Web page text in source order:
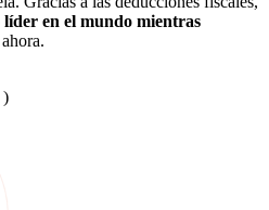
líder en el mundo mientras
)